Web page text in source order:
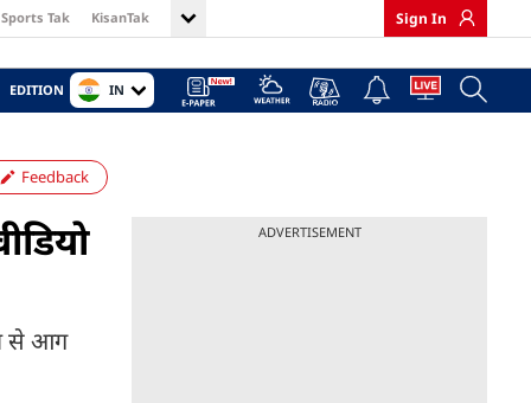
Sports Tak KisanTak Sign In
EDITION IN
Feedback
से आग
ADVERTISEMENT